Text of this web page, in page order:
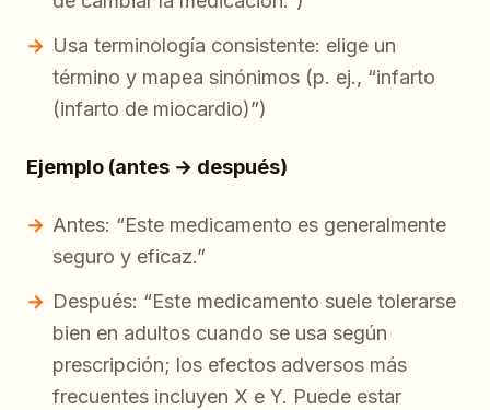
Usa terminología consistente: elige un
término y mapea sinónimos (p. ej., “infarto
(infarto de miocardio)”)
Ejemplo (antes → después)
Antes: “Este medicamento es generalmente
seguro y eficaz.”
Después: “Este medicamento suele tolerarse
bien en adultos cuando se usa según
prescripción; los efectos adversos más
frecuentes incluyen X e Y. Puede estar